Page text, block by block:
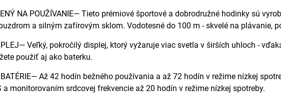
NA POUŽÍVANIE— Tieto prémiové športové a dobrodružné hodinky sú
a silným zafírovým sklom. Vodotesné do 100 m - skvelé na plávanie,
Veľký, pokročilý displej, ktorý vyžaruje viac svetla v širších uhloch -
použiť aj ako baterku.
BATÉRIE— Až 42 hodín bežného používania a až 72 hodín v režime nízkej
a monitorovaním srdcovej frekvencie až 20 hodín v režime nízkej spotreby.